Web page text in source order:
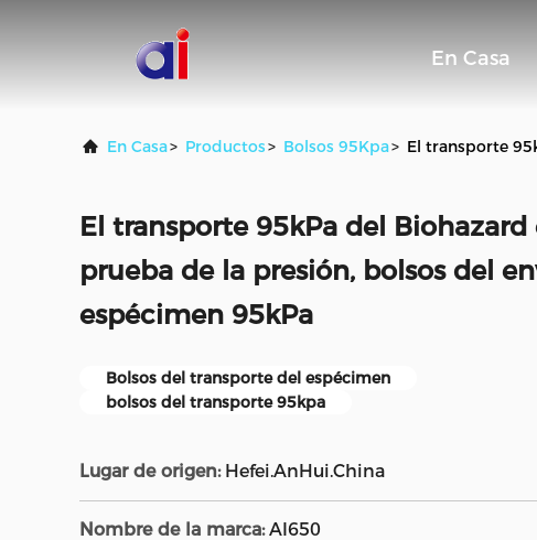
En Casa
En Casa> Productos> Bolsos 95Kpa> El transporte
El transporte 95kPa del
prueba de la presión, bolsos del
espécimen 95kPa
Bolsos del transporte del espécimen
bolsos del transporte 95kpa
Lugar de origen: Hefei.AnHui.China
Nombre de la marca: AI650